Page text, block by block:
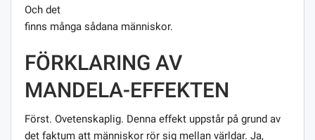
Och det
finns många sådana människor.
FÖRKLARING AV
MANDELA-EFFEKTEN
Först. Ovetenskaplig. Denna effekt uppstår på grund av
det faktum att människor rör sig mellan världar. Ja,